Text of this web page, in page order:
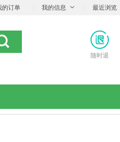
的订单 我的信息 最近浏览
随时退